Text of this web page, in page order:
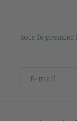
Sois le premier
E-mail